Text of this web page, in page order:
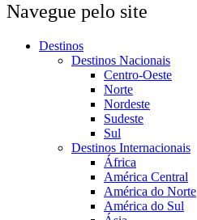
Navegue pelo site
Destinos
Destinos Nacionais
Centro-Oeste
Norte
Nordeste
Sudeste
Sul
Destinos Internacionais
África
América Central
América do Norte
América do Sul